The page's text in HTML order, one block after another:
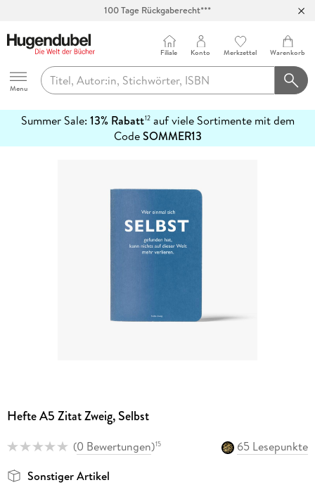
Hugendubel
Menu
Filiale Konto Merkzettel Warenkorb
Summer Sale: 13% Rabatt12auf viele Sortimente mit dem
CodeSOMMER13
erfahren
Hefte A5 Zitat Zweig, Selbst
(0 Bewertungen)15
65 Lesepunkte
Sonstiger Artikel